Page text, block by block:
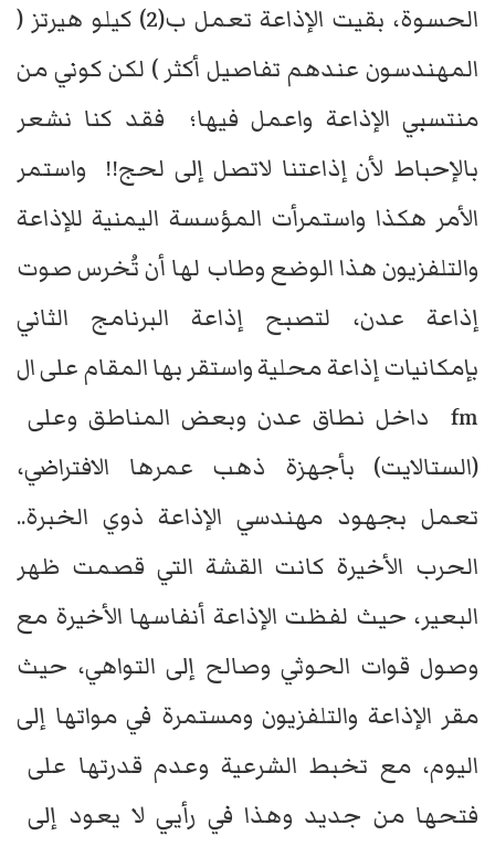
الحسوة، بقيت الإذاعة تعمل ب(2) كيلو هيرتز (
المهندسون عندهم تفاصيل أكثر ) لكن كوني من
منتسبي الإذاعة واعمل فيها؛ فقد كنا نشعر
بالإحباط لأن إذاعتنا لاتصل إلى لحج!! واستمر
الأمر هكذا واستمرأت المؤسسة اليمنية للإذاعة
والتلفزيون هذا الوضع وطاب لها أن تُخرس صوت
إذاعة عدن، لتصبح إذاعة البرنامج الثاني
بإمكانيات إذاعة محلية واستقر بها المقام على ال
fm داخل نطاق عدن وبعض المناطق وعلى
(الستالايت) بأجهزة ذهب عمرها الافتراضي،
تعمل بجهود مهندسي الإذاعة ذوي الخبرة..
الحرب الأخيرة كانت القشة التي قصمت ظهر
البعير، حيث لفظت الإذاعة أنفاسها الأخيرة مع
وصول قوات الحوثي وصالح إلى التواهي، حيث
مقر الإذاعة والتلفزيون ومستمرة في مواتها إلى
اليوم، مع تخبط الشرعية وعدم قدرتها على
فتحها من جديد وهذا في رأيي لا يعود إلى